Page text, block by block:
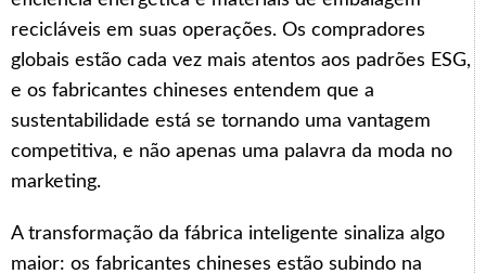
recicláveis em suas operações. Os compradores
globais estão cada vez mais atentos aos padrões ESG,
e os fabricantes chineses entendem que a
sustentabilidade está se tornando uma vantagem
competitiva, e não apenas uma palavra da moda no
marketing.
A transformação da fábrica inteligente sinaliza algo
maior: os fabricantes chineses estão subindo na